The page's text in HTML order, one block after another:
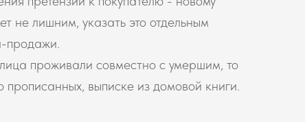
не лишним, указать это отдельным
продажи.
проживали совместно с умершим, то
прописанных, выписке из домовой книги.